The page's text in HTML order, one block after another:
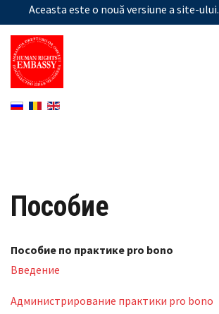
Aceasta este o nouă versiune a site-ului.
Пособие
Пособие по практике pro bono
Введение
Администрирование практики pro bono